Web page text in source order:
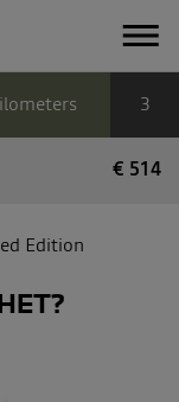
3
€ 514
Edition